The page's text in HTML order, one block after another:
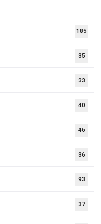
185
35
33
40
46
36
93
37